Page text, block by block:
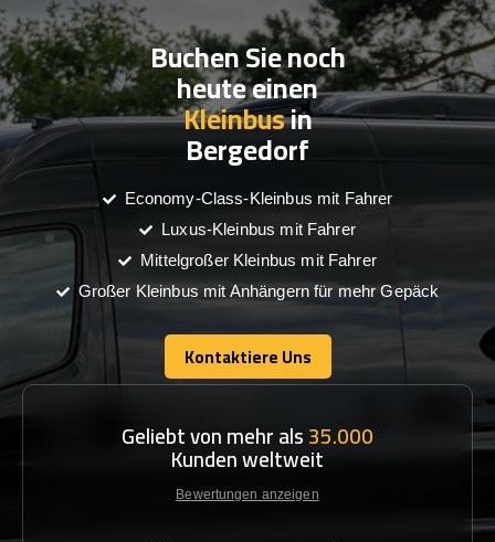
Buchen Sie noch
heute einen
Kleinbusin
Bergedorf
Economy-Class-Kleinbus mit Fahrer
Luxus-Kleinbus mit Fahrer
Mittelgroßer Kleinbus mit Fahrer
Großer Kleinbus mit Anhängern für mehr Gepäck
Kontaktiere Uns
Kontaktiere Uns
Geliebt von mehr als35.000
Kunden weltweit
Bewertungen anzeigen